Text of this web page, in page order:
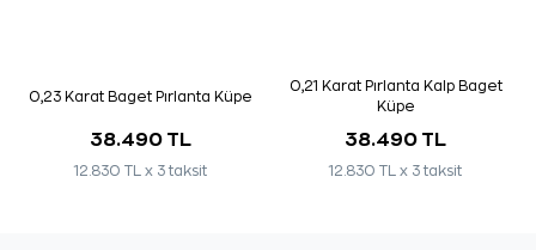
0,23 Karat Baget Pırlanta Küpe
38.490 TL
12.830 TL x 3 taksit
0,21 Karat Pırlanta Kalp Baget
Küpe
38.490 TL
12.830 TL x 3 taksit